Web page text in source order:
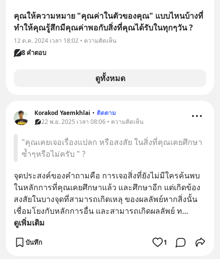
คุณให้ความหมาย "คุณค่าในตัวของคุณ" แบบไหนบ้างที่
ทำให้คุณรู้สึกมีคุณค่าพอกับสิ่งที่คุณได้รับในทุกๆวัน ?
12 ต.ค. 2024 เวลา 18:02 • ความคิดเห็น
8 คำตอบ
ดูทั้งหมด
Korakod Yaemkhlai • ติดตาม
22 พ.ย. 2025 เวลา 08:06 • ความคิดเห็น
"คุณเคยเจอเรื่องแปลก หรือสงสัย ในสิ่งที่คุณเคยศึกษา
ซ้ำๆหรือไม่ครับ " ?
จุดประสงค์ของคำถามคือ การเจอสิ่งที่ยังไม่มีใครค้นพบ
ในหลักการที่คุณเคยศึกษาแล้ว และศึกษาอีก แต่เกิดข้อง
สงสัยในบางจุดที่สามารถเกิดเหลุ ของผลลัพย์หากสิ่งนั้น
เชื่อมโยงกับหลักการอื่น และสามารถเกิดผลลัพย์ ท...
ดูเพิ่มเติม
บันทึก 1